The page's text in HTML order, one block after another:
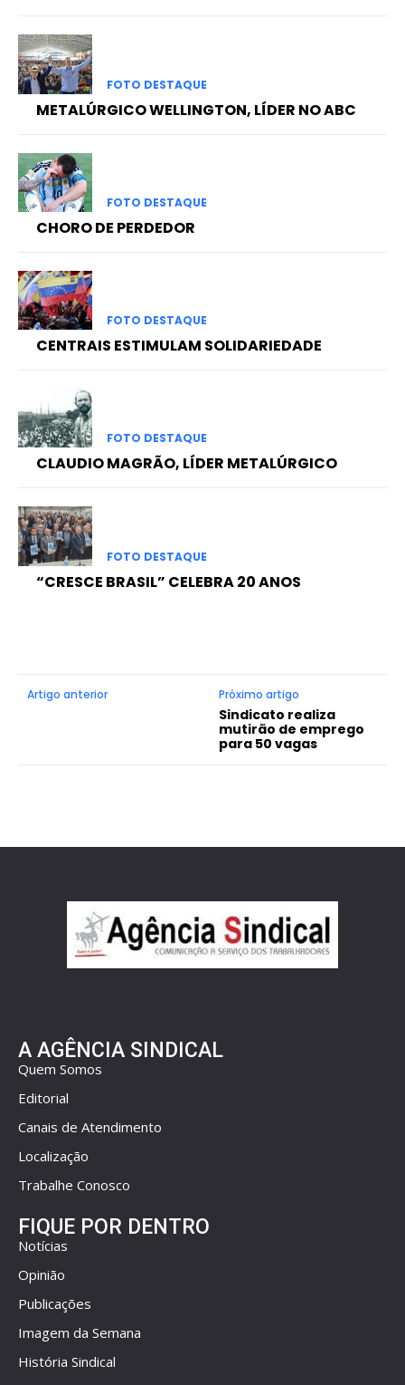
FOTO DESTAQUE
METALÚRGICO WELLINGTON, LÍDER NO ABC
FOTO DESTAQUE
CHORO DE PERDEDOR
FOTO DESTAQUE
CENTRAIS ESTIMULAM SOLIDARIEDADE
FOTO DESTAQUE
CLAUDIO MAGRÃO, LÍDER METALÚRGICO
FOTO DESTAQUE
“CRESCE BRASIL” CELEBRA 20 ANOS
Artigo anterior Próximo artigo
Sindicato realiza
mutirão de emprego
para 50 vagas
A AGÊNCIA SINDICAL
Quem Somos
Editorial
Canais de Atendimento
Localização
Trabalhe Conosco
FIQUE POR DENTRO
Notícias
Opinião
Publicações
Imagem da Semana
História Sindical